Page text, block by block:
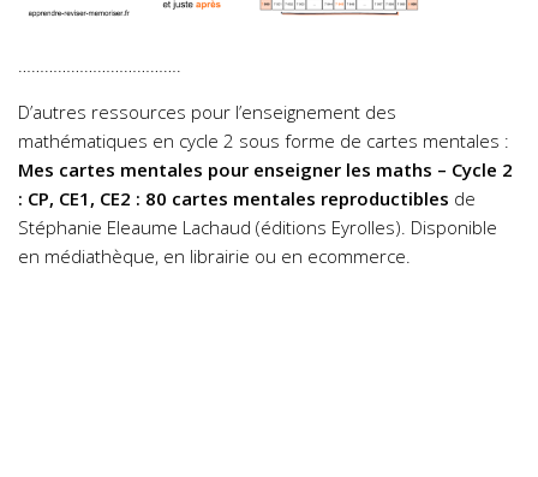
……………………………….
D’autres ressources pour l’enseignement des
mathématiques en cycle 2 sous forme de cartes mentales :
Mes cartes mentales pour enseigner les maths – Cycle 2
: CP, CE1, CE2 : 80 cartes mentales reproductibles de
Stéphanie Eleaume Lachaud (éditions Eyrolles). Disponible
en médiathèque, en librairie ou en ecommerce.